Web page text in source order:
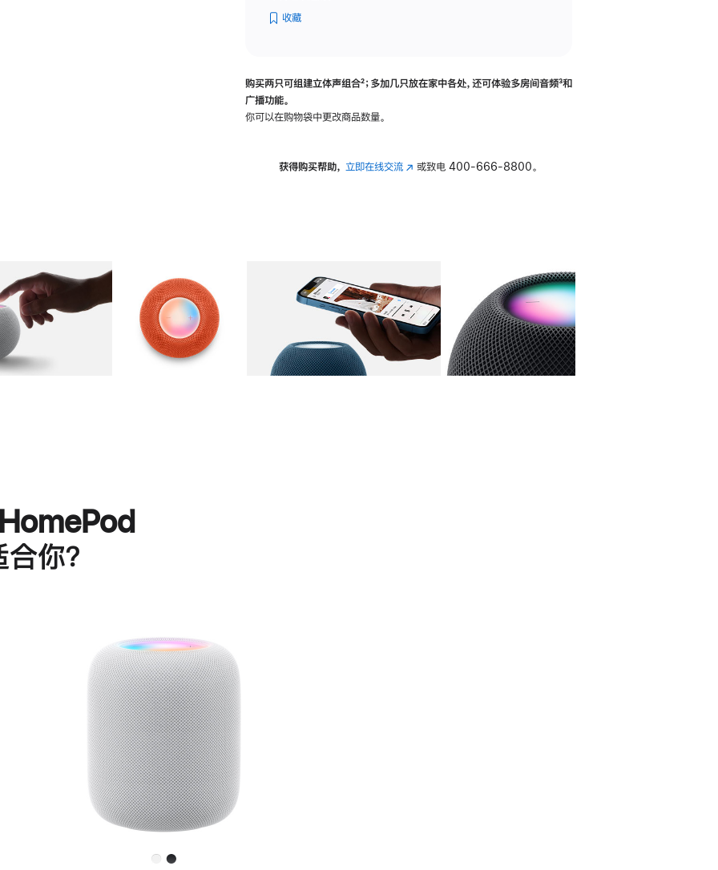
收藏
购买两只可组建立体声组合脚
²；多加几只放在家中各处，还可体验多‍房‍间音频脚
³和
广播功能。
你可以在购物袋中更改商品数量。
获得购买帮助， 立即在线交流(在 或致电 400-666-8800。
图库 图像 图库 图像 图库 图像 4 图库 图像 5
你？
进
一
步
了
解
HomePod<